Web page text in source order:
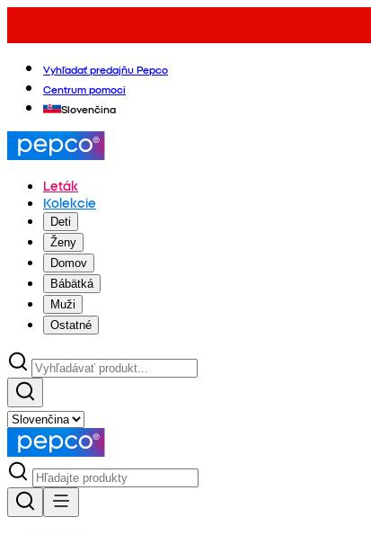
Vyhľadať predajňu Pepco
Centrum pomoci
Slovenčina
Leták
Kolekcie
Deti
Ženy
Domov
Bábätká
Muži
Ostatné